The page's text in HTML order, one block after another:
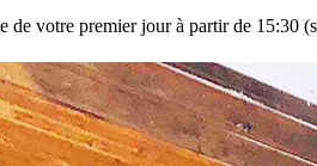
de votre premier jour à partir de 15:30